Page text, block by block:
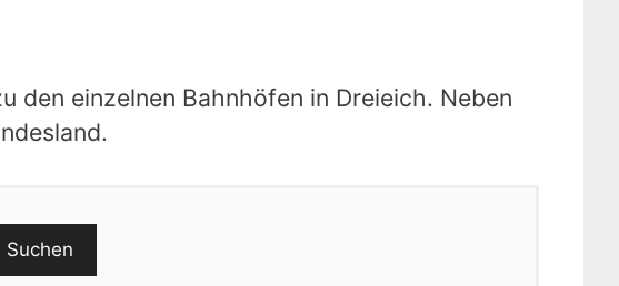
den einzelnen Bahnhöfen in Dreieich. Neben
Suchen